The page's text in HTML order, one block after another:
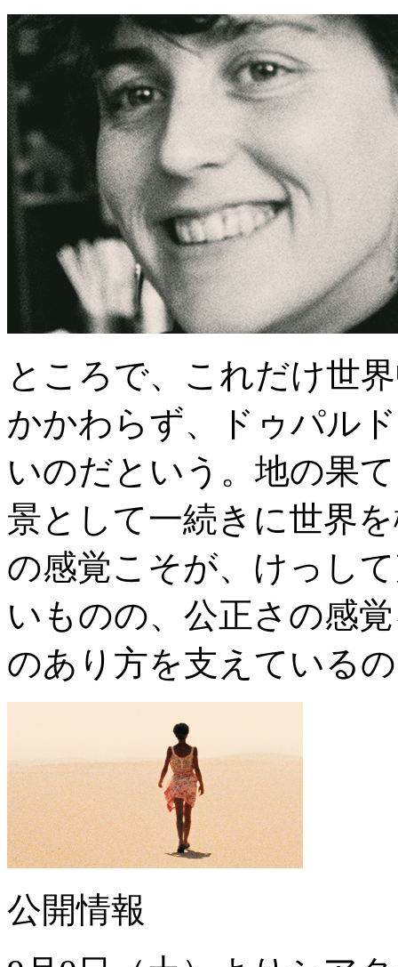
ところで、これだけ世
かかわらず、ドゥパル
いのだという。地の果
景として一続きに世界
の感覚こそが、けっし
いものの、公正さの感
のあり方を支えている
公開情報